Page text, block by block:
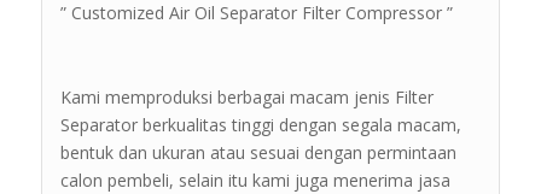
” Customized Air Oil Separator Filter Compressor ”
Kami memproduksi berbagai macam jenis Filter
Separator berkualitas tinggi dengan segala macam,
bentuk dan ukuran atau sesuai dengan permintaan
calon pembeli, selain itu kami juga menerima jasa